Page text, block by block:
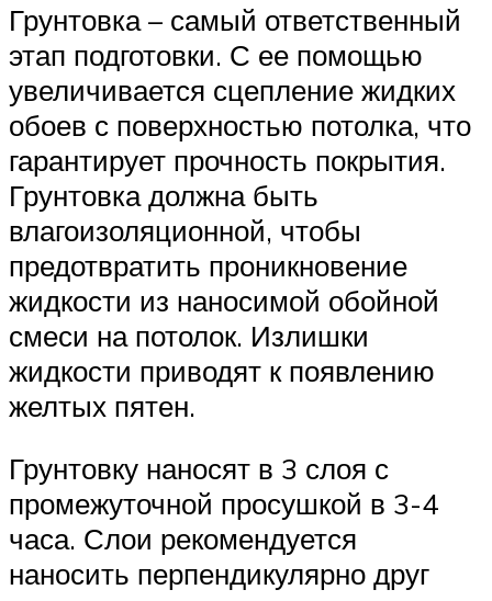
Грунтовка – самый ответственный
этап подготовки. С ее помощью
увеличивается сцепление жидких
обоев с поверхностью потолка, что
гарантирует прочность покрытия.
Грунтовка должна быть
влагоизоляционной, чтобы
предотвратить проникновение
жидкости из наносимой обойной
смеси на потолок. Излишки
жидкости приводят к появлению
желтых пятен.
Грунтовку наносят в 3 слоя с
промежуточной просушкой в 3-4
часа. Слои рекомендуется
наносить перпендикулярно друг